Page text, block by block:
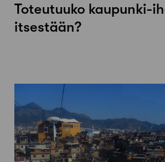
Toteutuuko kaupunki-
itsestään?